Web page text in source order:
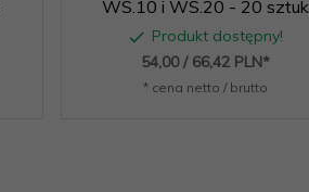
WS.10 i WS.20 - 20 sztuk
Produkt dostępny!
54,00 / 66,42 PLN*
* cena netto / brutto